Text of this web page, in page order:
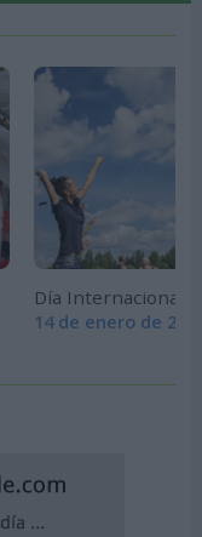
Día Internacional
14 de enero de